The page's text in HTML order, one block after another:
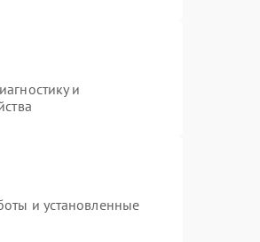
и
и установленные